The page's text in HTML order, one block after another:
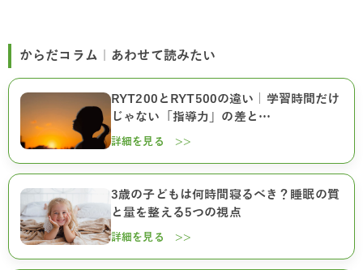
からだコラム｜あわせて読みたい
RYT200とRYT500の違い｜学習時間だけ
じゃない「指導力」の差と…
詳細を見る >>
3歳の子どもは何時間寝るべき？睡眠の質
と量を整える5つの視点
詳細を見る >>